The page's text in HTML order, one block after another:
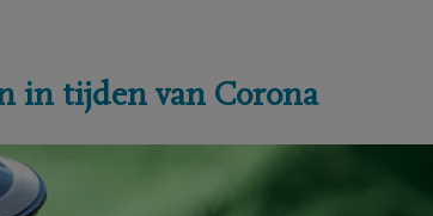
in tijden van Corona